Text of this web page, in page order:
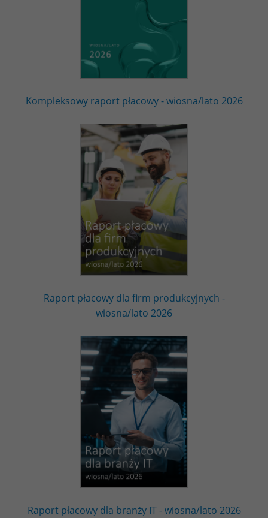
Kompleksowy raport płacowy - wiosna/lato 2026
Raport płacowy dla firm produkcyjnych -
wiosna/lato 2026
Raport płacowy dla branży IT - wiosna/lato 2026